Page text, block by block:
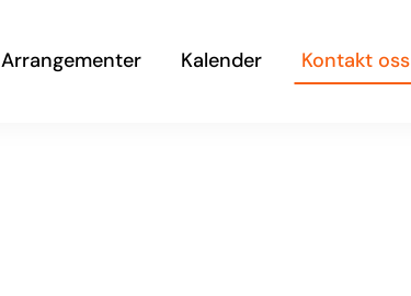
Arrangementer Kalender Kontakt oss